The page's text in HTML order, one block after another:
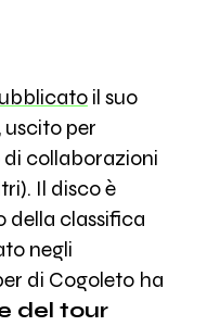
il suo
uscito per
collaborazioni
Il disco è
della classifica
negli
di Cogoleto ha
del tour